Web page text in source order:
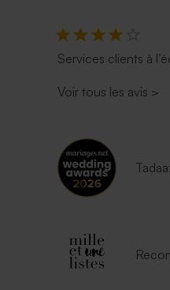
Services clients à
Voir tous les avis >